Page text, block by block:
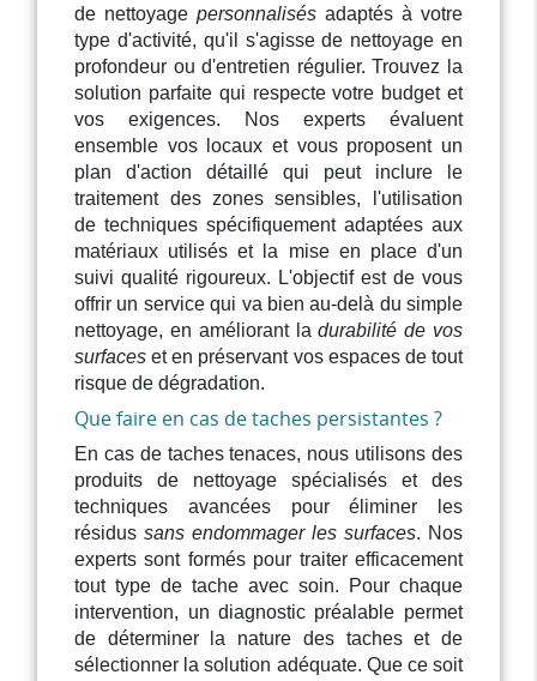
de nettoyagepersonnalisés adaptés à votre
type d'activité, qu'il s'agisse de nettoyage en
profondeur ou d'entretien régulier. Trouvez la
solution parfaite qui respecte votre budget et
vos exigences. Nos experts évaluent
ensemble vos locaux et vous proposent un
plan d'action détaillé qui peut inclure le
traitement des zones sensibles, l'utilisation
de techniques spécifiquement adaptées aux
matériaux utilisés et la mise en place d'un
suivi qualité rigoureux. L'objectif est de vous
offrir un service qui va bien au-delà du simple
nettoyage, en améliorant ladurabilité de vos
surfaces et en préservant vos espaces de tout
risque de dégradation.
Que faire en cas de taches persistantes ?
En cas de taches tenaces, nous utilisons des
produits de nettoyage spécialisés et des
techniques avancées pour éliminer les
résidussans endommager les surfaces. Nos
experts sont formés pour traiter efficacement
tout type de tache avec soin. Pour chaque
intervention, un diagnostic préalable permet
de déterminer la nature des taches et de
sélectionner la solution adéquate. Que ce soit